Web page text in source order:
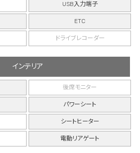
USB入力端子
ETC
ドライブレコーダー
インテリア
後席モニター
パワーシート
シートヒーター
電動リアゲート